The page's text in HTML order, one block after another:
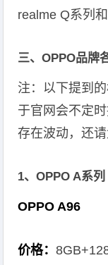
realme Q系列
三、OPPO品牌
注：以下提到
于官网会不定
存在波动，还请
1、OPPO A系列
OPPO A96
价格：